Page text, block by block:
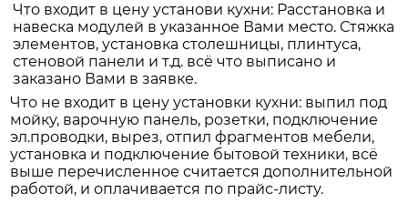
Что входит в цену установи кухни: Расстановка и
навеска модулей в указанное Вами место. Стяжка
элементов, установка столешницы, плинтуса,
стеновой панели и т.д. всё что выписано и
заказано Вами в заявке.
Что не входит в цену установки кухни: выпил под
мойку, варочную панель, розетки, подключение
эл.проводки, вырез, отпил фрагментов мебели,
установка и подключение бытовой техники, всё
выше перечисленное считается дополнительной
работой, и оплачивается по прайс-листу.